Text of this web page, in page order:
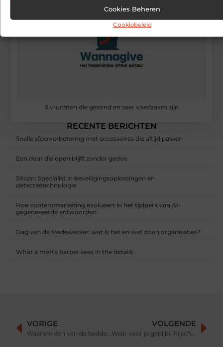
Cookies Beheren
Cookiebeleid
5 vruchten die gezond en zeer voedzaam zijn
RECENTE BERICHTEN
Snelle sfeerverbetering met accessoires die altijd passen
Een deur die open blijft zonder gedoe
Sitcon: Specialist in beveiligingsoplossingen en
detectietechnologie
Hoe contentmarketing evolueert in het tijdperk van AI-
gegenereerde antwoorden
Dag van de Medewerker: wat is het en wat doen organisaties?
What a men’s barber sees in the details
VORIGE
Waarom één van de bedden van Vispring kopen?
VOLGENDE
Waar voor je geld bij Rijschool in Gorinchem